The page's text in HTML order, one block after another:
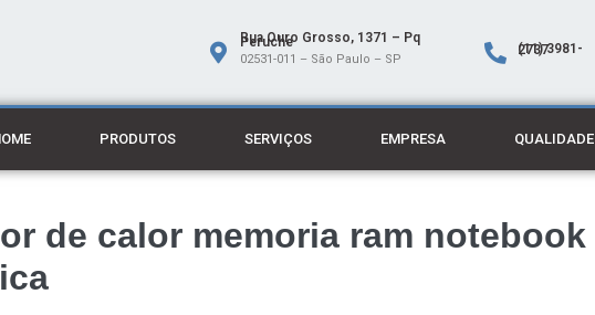
Rua Ouro Grosso, 1371 – Pq
Peruche
02531-011 – São Paulo – SP
(11) 3981-2737
PRODUTOS SERVIÇOS EMPRESA QUALIDADE
de calor memoria ram notebook